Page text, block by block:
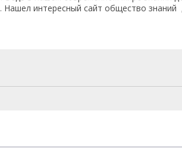
Нашел интересный сайт общество